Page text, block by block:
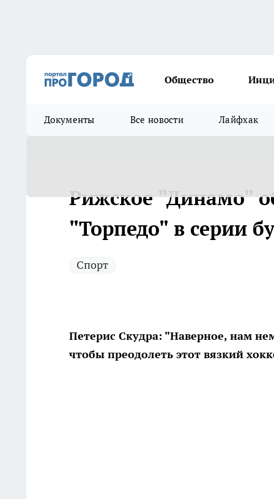
Общество
Документы Все новости Лайфхак
Рижское "Динамо"
"Торпедо" в серии
Спорт
Петерис Скудра: "Наверное, нам
чтобы преодолеть этот вязкий